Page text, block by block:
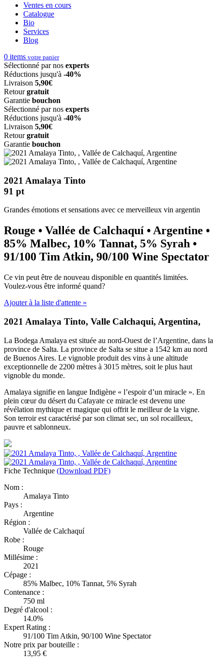
Ventes en cours
Catalogue
Bio
Services
Blog
0 items votre panier
Sélectionné par nos experts
Réductions jusqu'à -40%
Livraison 5,90€
Retourgratuit
Garantie bouchon
Sélectionné par nos experts
Réductions jusqu'à -40%
Livraison 5,90€
Retourgratuit
Garantie bouchon
2021 Amalaya Tinto
91 pt
Grandes émotions et sensations avec ce merveilleux vin argentin
Rouge • Vallée de Calchaquí • Argentine •
85% Malbec, 10% Tannat, 5% Syrah •
91/100 Tim Atkin, 90/100 Wine Spectator
Ce vin peut être de nouveau disponible en quantités limitées.
Voulez-vous être informé quand?
Ajouter à la liste d'attente »
2021 Amalaya Tinto, Valle Calchaqui, Argentina,
La Bodega Amalaya est située au nord-Ouest de l’Argentine, dans la
province de Salta. La province de Salta se situe a 1542 km au nord
de Buenos Aires. Le vignoble produit des vins à une altitude
exceptionnelle de 2200 mètres à 3015 mètres, soit le plus haut
vignoble du monde.
Amalaya signifie en langue Indigène « l’espoir d’un miracle ». En
plein cœur du désert du Cafayate ce miracle est devenu une
révélation mythique et magique qui offrit le meilleur de la vigne.
Son terroir est caractérisé par son climat sec, un sol rocailleux,
pauvre et sablonneux.
Fiche Technique (Download PDF)
Nom :
Amalaya Tinto
Pays :
Argentine
Région :
Vallée de Calchaquí
Robe :
Rouge
Millésime :
2021
Cépage :
85% Malbec, 10% Tannat, 5% Syrah
Contenance :
750 ml
Degré d'alcool :
14.0%
Expert Rating :
91/100 Tim Atkin, 90/100 Wine Spectator
Notre prix par bouteille :
13,95 €